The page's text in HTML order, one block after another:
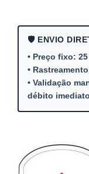
🛡️ ENVIO
• Preço fixo:
•
• Validação
débito